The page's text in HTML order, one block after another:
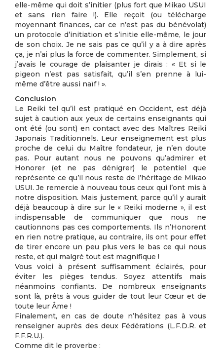
elle-même qui doit s’initier (plus fort que Mikao USUI
et sans rien faire !). Elle reçoit (ou télécharge
moyennant finances, car ce n’est pas du bénévolat)
un protocole d’initiation et s’initie elle-même, le jour
de son choix. Je ne sais pas ce qu’il y a à dire après
ça, je n’ai plus la force de commenter. Simplement, si
j’avais le courage de plaisanter je dirais : « Et si le
pigeon n’est pas satisfait, qu’il s’en prenne à lui-
même d’être aussi naïf ! ».
Conclusion
Le Reiki tel qu’il est pratiqué en Occident, est déjà
sujet à caution aux yeux de certains enseignants qui
ont été (ou sont) en contact avec des Maîtres Reiki
Japonais Traditionnels. Leur enseignement est plus
proche de celui du Maître fondateur, je n’en doute
pas. Pour autant nous ne pouvons qu’admirer et
Honorer (et ne pas dénigrer) le potentiel que
représente ce qu’il nous reste de l’héritage de Mikao
USUI. Je remercie à nouveau tous ceux qui l’ont mis à
notre disposition. Mais justement, parce qu’il y aurait
déjà beaucoup à dire sur le « Reiki moderne », il est
indispensable de communiquer que nous ne
cautionnons pas ces comportements. Ils n’Honorent
en rien notre pratique, au contraire, ils ont pour effet
de tirer encore un peu plus vers le bas ce qui nous
reste, et qui malgré tout est magnifique !
Vous voici à présent suffisamment éclairés, pour
éviter les pièges tendus. Soyez attentifs mais
néanmoins confiants. De nombreux enseignants
sont là, prêts à vous guider de tout leur Cœur et de
toute leur Âme !
Finalement, en cas de doute n’hésitez pas à vous
renseigner auprès des deux Fédérations (L.F.D.R. et
F.F.R.U.).
Comme dit le proverbe :